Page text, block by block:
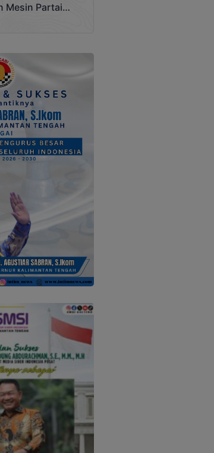
Mesin Partai